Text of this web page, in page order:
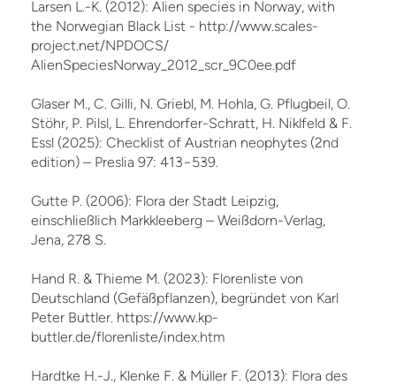
Larsen L.-K. (2012): Alien species in Norway, with
the Norwegian Black List - http://www.scales-
project.net/NPDOCS/
AlienSpeciesNorway_2012_scr_9C0ee.pdf
Glaser M., C. Gilli, N. Griebl, M. Hohla, G. Pflugbeil, O.
Stöhr, P. Pilsl, L. Ehrendorfer-Schratt, H. Niklfeld & F.
Essl (2025): Checklist of Austrian neophytes (2nd
edition) – Preslia 97: 413−539.
Gutte P. (2006): Flora der Stadt Leipzig,
einschließlich Markkleeberg – Weißdorn-Verlag,
Jena, 278 S.
Hand R. & Thieme M. (2023): Florenliste von
Deutschland (Gefäßpflanzen), begründet von Karl
Peter Buttler. https://www.kp-
buttler.de/florenliste/index.htm
Hardtke H.-J., Klenke F. & Müller F. (2013): Flora des